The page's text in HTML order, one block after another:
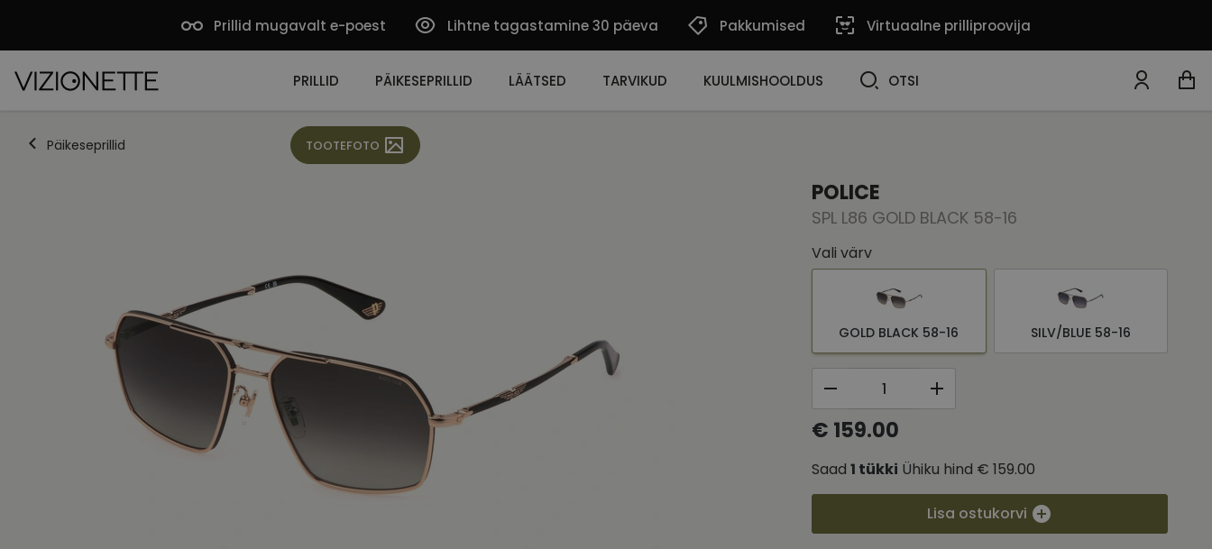
Prillid mugavalt e-poest Lihtne tagastamine 30 päeva Pakkumised Virtuaalne prilliproovija
PRILLID PÄIKESEPRILLID LÄÄTSED TARVIKUD KUULMISHOOLDUS OTSI
Päikeseprillid TOOTEFOTO
POLICE
SPL L86 GOLD BLACK 58-16
Vali värv
GOLD BLACK 58-16 SILV/BLUE 58-16
€ 159.00
Saad 1 tükki Ühiku hind € 159.00
Lisa ostukorvi